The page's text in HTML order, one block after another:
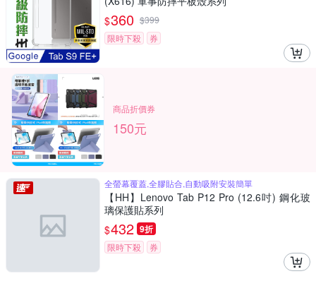
$360 $399
限時下殺
券
商品折價券
150元
全螢幕覆蓋,全膠貼合,自動吸附安裝簡單
【HH】Lenovo Tab P12 Pro (12.6吋) 鋼化玻
璃保護貼系列
$432 9折
限時下殺 券